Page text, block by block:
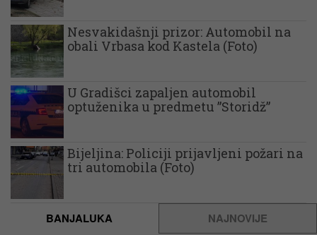
Nesvakidašnji prizor: Automobil na
obali Vrbasa kod Kastela (Foto)
U Gradišci zapaljen automobil
optuženika u predmetu ”Storidž”
Bijeljina: Policiji prijavljeni požari na
tri automobila (Foto)
BANJALUKA NAJNOVIJE